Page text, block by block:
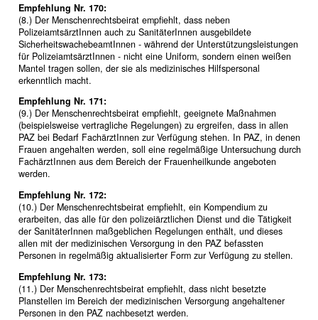
Empfehlung Nr. 170:
(8.) Der Menschenrechtsbeirat empfiehlt, dass neben
PolizeiamtsärztInnen auch zu SanitäterInnen ausgebildete
SicherheitswachebeamtInnen - während der Unterstützungsleistungen
für PolizeiamtsärztInnen - nicht eine Uniform, sondern einen weißen
Mantel tragen sollen, der sie als medizinisches Hilfspersonal
erkenntlich macht.
Empfehlung Nr. 171:
(9.) Der Menschenrechtsbeirat empfiehlt, geeignete Maßnahmen
(beispielsweise vertragliche Regelungen) zu ergreifen, dass in allen
PAZ bei Bedarf FachärztInnen zur Verfügung stehen. In PAZ, in denen
Frauen angehalten werden, soll eine regelmäßige Untersuchung durch
FachärztInnen aus dem Bereich der Frauenheilkunde angeboten
werden.
Empfehlung Nr. 172:
(10.) Der Menschenrechtsbeirat empfiehlt, ein Kompendium zu
erarbeiten, das alle für den polizeiärztlichen Dienst und die Tätigkeit
der SanitäterInnen maßgeblichen Regelungen enthält, und dieses
allen mit der medizinischen Versorgung in den PAZ befassten
Personen in regelmäßig aktualisierter Form zur Verfügung zu stellen.
Empfehlung Nr. 173:
(11.) Der Menschenrechtsbeirat empfiehlt, dass nicht besetzte
Planstellen im Bereich der medizinischen Versorgung angehaltener
Personen in den PAZ nachbesetzt werden.